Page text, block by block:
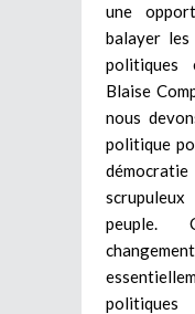
une
balayer
politiques
Blaise
nous
politique
peuple.